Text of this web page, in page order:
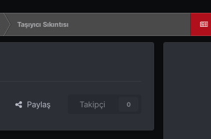
Taşıyıcı Sıkıntısı
Paylaş Takipçi 0